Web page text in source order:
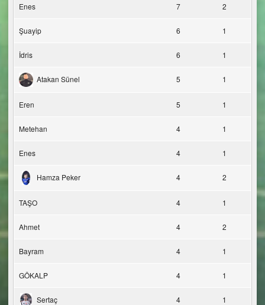
Enes 7 2
Şuayip 6 1
İdris 6 1
Atakan Sünel 5 1
Eren 5 1
Metehan 4 1
Enes 4 1
Hamza Peker 4 2
TAŞO 4 1
Ahmet 4 2
Bayram 4 1
GÖKALP 4 1
Sertaç 4 1